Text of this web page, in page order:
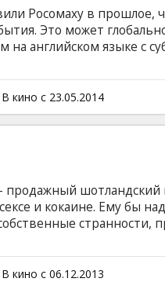
Росомаху в прошлое,
Это может
на английском языке с
В кино с 23.05.2014
шотландский
и кокаине. Ему бы
странности,
Боб Тоал. Фильм на
языках.
В кино с 06.12.2013